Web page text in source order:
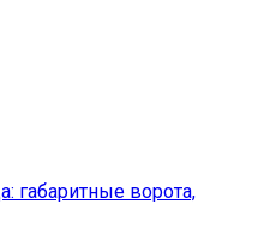
габаритные ворота,